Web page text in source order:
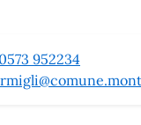
0573 952234